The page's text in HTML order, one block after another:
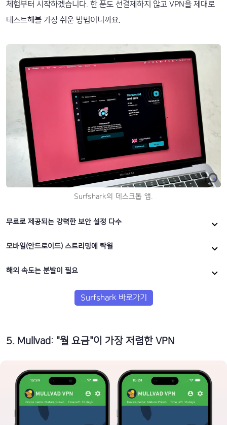
체험부터 시작하겠습니다. 한 푼도 선결제하지 않고 VPN을 제대로
테스트해볼 가장 쉬운 방법이니까요.
Surfshark의 데스크톱 앱.
무료로 제공되는 강력한 보안 설정 다수
모바일(안드로이드) 스트리밍에 탁월
해외 속도는 분발이 필요
Surfshark 바로가기
5. Mullvad: "월 요금"이 가장 저렴한 VPN